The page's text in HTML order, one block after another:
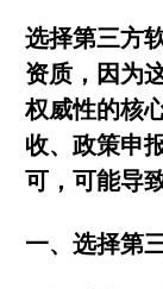
选择第三方
资质，因为
权威性的核
收、政策申
可，可能导
一、选择第